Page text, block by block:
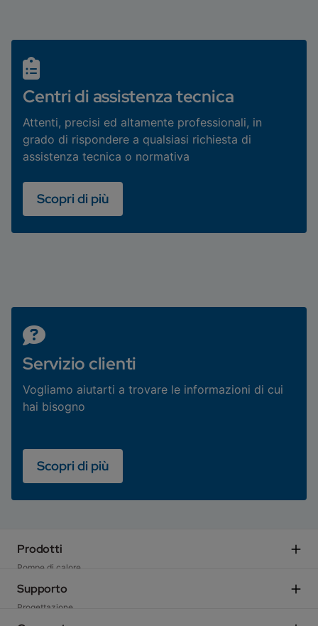
Centri di assistenza tecnica
Attenti, precisi ed altamente professionali, in
grado di rispondere a qualsiasi richiesta di
assistenza tecnica o normativa
Scopri di più
Servizio clienti
Vogliamo aiutarti a trovare le informazioni di cui
hai bisogno
Scopri di più
Prodotti
Pompe di calore
Sistemi Ibridi
Caldaie residenziali
Supporto
Progettazione